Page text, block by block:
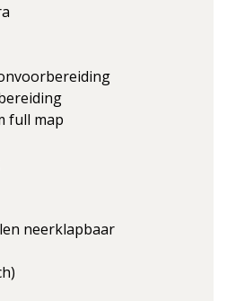
full map
neerklapbaar